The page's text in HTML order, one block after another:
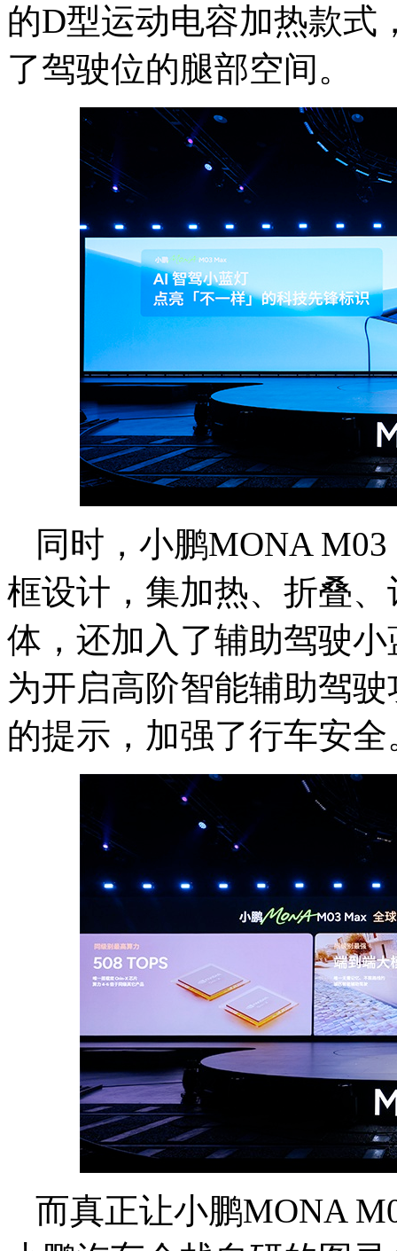
的D型运动电容加热款式
了驾驶位的腿部空间。
同时，小鹏MONA
框设计，集加热、折叠
体，还加入了辅助驾驶
为开启高阶智能辅助驾
的提示，加强了行车安全
而真正让小鹏MONA